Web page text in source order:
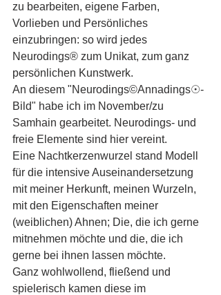
zu bearbeiten, eigene Farben,
Vorlieben und Persönliches
einzubringen: so wird jedes
Neurodings® zum Unikat, zum ganz
persönlichen Kunstwerk.
An diesem "Neurodings©Annadings☉-
Bild" habe ich im November/zu
Samhain gearbeitet. Neurodings- und
freie Elemente sind hier vereint.
Eine Nachtkerzenwurzel stand Modell
für die intensive Auseinandersetzung
mit meiner Herkunft, meinen Wurzeln,
mit den Eigenschaften meiner
(weiblichen) Ahnen; Die, die ich gerne
mitnehmen möchte und die, die ich
gerne bei ihnen lassen möchte.
Ganz wohlwollend, fließend und
spielerisch kamen diese im